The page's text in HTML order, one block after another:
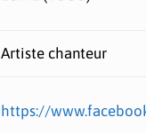
Artiste chanteur
https://